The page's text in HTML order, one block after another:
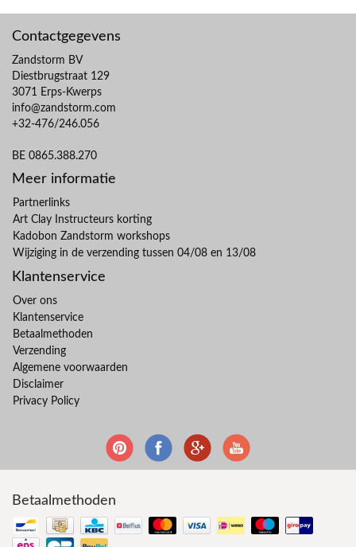
Contactgegevens
Zandstorm BV
Diestbrugstraat 129
3071 Erps-Kwerps
info@zandstorm.com
+32-476/246.056
BE 0865.388.270
Meer informatie
Partnerlinks
Art Clay Instructeurs korting
Kadobon Zandstorm workshops
Wijziging in de verzending tussen 04/08 en 13/08
Klantenservice
Over ons
Klantenservice
Betaalmethoden
Verzending
Algemene voorwaarden
Disclaimer
Privacy Policy
Betaalmethoden